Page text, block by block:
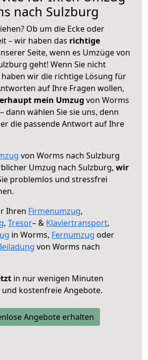
nach Sulzburg
Ob um die Ecke oder
– wir haben das richtige
Seite, wenn es Umzüge von
geht! Wenn Sie nicht
wir die richtige Lösung für
auf Ihre Fragen wollen,
mein Umzug von Worms
dann wählen Sie sie uns, denn
die passende Antwort auf Ihre
von Worms nach Sulzburg
Umzug nach Sulzburg, wir
problemlos und stressfrei
Ihren Firmenumzug,
, Tresor– & Klaviertransport,
in Worms, Fernumzug oder
von Worms nach
in nur wenigen Minuten
kostenfreie Angebote.
Angebote erhalten